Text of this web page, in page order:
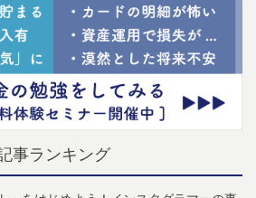
事ランキング